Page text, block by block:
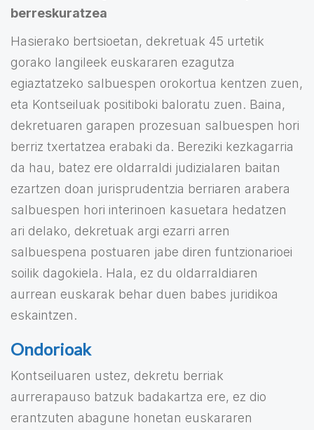
berreskuratzea
Hasierako bertsioetan, dekretuak 45 urtetik
gorako langileek euskararen ezagutza
egiaztatzeko salbuespen orokortua kentzen zuen,
eta Kontseiluak positiboki baloratu zuen. Baina,
dekretuaren garapen prozesuan salbuespen hori
berriz txertatzea erabaki da. Bereziki kezkagarria
da hau, batez ere oldarraldi judizialaren baitan
ezartzen doan jurisprudentzia berriaren arabera
salbuespen hori interinoen kasuetara hedatzen
ari delako, dekretuak argi ezarri arren
salbuespena postuaren jabe diren funtzionarioei
soilik dagokiela. Hala, ez du oldarraldiaren
aurrean euskarak behar duen babes juridikoa
eskaintzen.
Ondorioak
Kontseiluaren ustez, dekretu berriak
aurrerapauso batzuk badakartza ere, ez dio
erantzuten abagune honetan euskararen